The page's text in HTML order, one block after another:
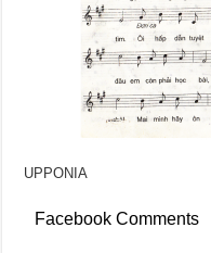
UPPONIA
Facebook Comments